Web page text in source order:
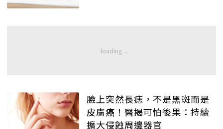
臉上突然長痣，不是黑斑而是
皮膚癌！醫揭可怕後果：持續
擴大侵蝕周邊器官